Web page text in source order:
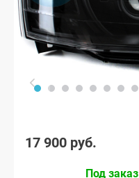
17 900 руб.
Под